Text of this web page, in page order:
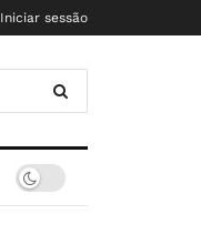
Iniciar sessão